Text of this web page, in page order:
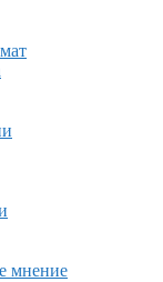
мнение